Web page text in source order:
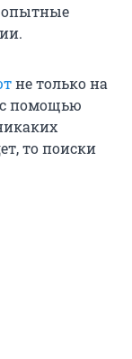
опытные
не только на
с помощью
то поиски